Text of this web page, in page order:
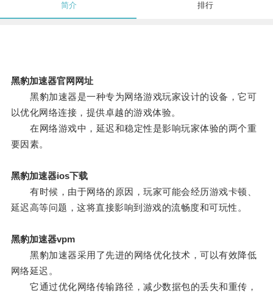
简介 排行
黑豹加速器官网网址
黑豹加速器是一种专为网络游戏玩家设计的设备，它可
以优化网络连接，提供卓越的游戏体验。
在网络游戏中，延迟和稳定性是影响玩家体验的两个重
要因素。
黑豹加速器ios下载
有时候，由于网络的原因，玩家可能会经历游戏卡顿、
延迟高等问题，这将直接影响到游戏的流畅度和可玩性。
黑豹加速器vpm
黑豹加速器采用了先进的网络优化技术，可以有效降低
网络延迟。
它通过优化网络传输路径，减少数据包的丢失和重传，